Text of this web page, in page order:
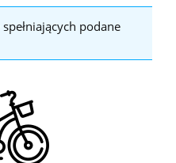
podane